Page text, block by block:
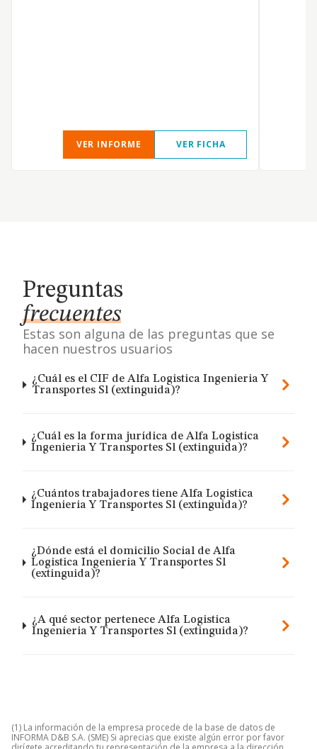
VER INFORME VER FICHA
Preguntas
frecuentes
Estas son alguna de las preguntas que se
hacen nuestros usuarios
¿Cuál es el CIF de Alfa Logistica Ingenieria Y
Transportes Sl (extinguida)?
¿Cuál es la forma jurídica de Alfa Logistica
Ingenieria Y Transportes Sl (extinguida)?
¿Cuántos trabajadores tiene Alfa Logistica
Ingenieria Y Transportes Sl (extinguida)?
¿Dónde está el domicilio Social de Alfa
Logistica Ingenieria Y Transportes Sl
(extinguida)?
¿A qué sector pertenece Alfa Logistica
Ingenieria Y Transportes Sl (extinguida)?
(1) La información de la empresa procede de la base de datos de
INFORMA D&B S.A. (SME) Si aprecias que existe algún error por favor